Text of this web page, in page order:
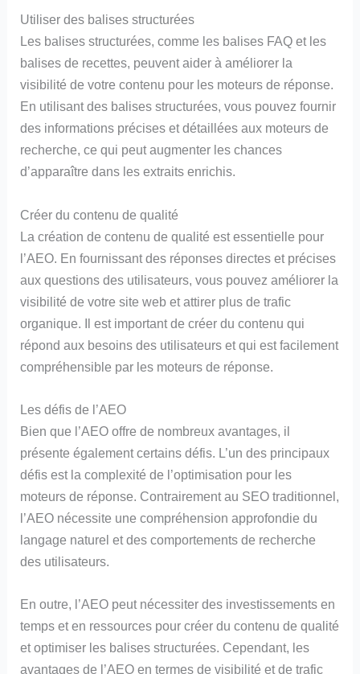
Utiliser des balises structurées
Les balises structurées, comme les balises FAQ et les
balises de recettes, peuvent aider à améliorer la
visibilité de votre contenu pour les moteurs de réponse.
En utilisant des balises structurées, vous pouvez fournir
des informations précises et détaillées aux moteurs de
recherche, ce qui peut augmenter les chances
d’apparaître dans les extraits enrichis.
Créer du contenu de qualité
La création de contenu de qualité est essentielle pour
l’AEO. En fournissant des réponses directes et précises
aux questions des utilisateurs, vous pouvez améliorer la
visibilité de votre site web et attirer plus de trafic
organique. Il est important de créer du contenu qui
répond aux besoins des utilisateurs et qui est facilement
compréhensible par les moteurs de réponse.
Les défis de l’AEO
Bien que l’AEO offre de nombreux avantages, il
présente également certains défis. L’un des principaux
défis est la complexité de l’optimisation pour les
moteurs de réponse. Contrairement au SEO traditionnel,
l’AEO nécessite une compréhension approfondie du
langage naturel et des comportements de recherche
des utilisateurs.
En outre, l’AEO peut nécessiter des investissements en
temps et en ressources pour créer du contenu de qualité
et optimiser les balises structurées. Cependant, les
avantages de l’AEO en termes de visibilité et de trafic